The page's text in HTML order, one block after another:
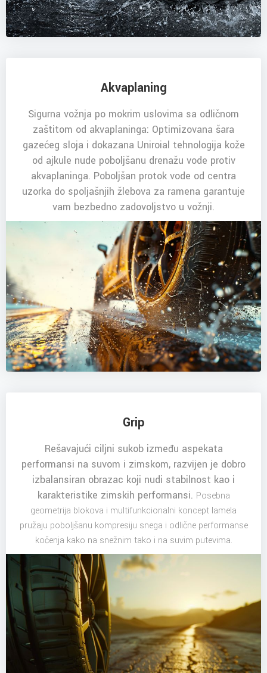
Akvaplaning
Sigurna vožnja po mokrim uslovima sa odličnom
zaštitom od akvaplaninga: Optimizovana šara
gazećeg sloja i dokazana Uniroial tehnologija kože
od ajkule nude poboljšanu drenažu vode protiv
akvaplaninga. Poboljšan protok vode od centra
uzorka do spoljašnjih žlebova za ramena garantuje
vam bezbedno zadovoljstvo u vožnji.
Grip
Rešavajući ciljni sukob između aspekata
performansi na suvom i zimskom, razvijen je dobro
izbalansiran obrazac koji nudi stabilnost kao i
karakteristike zimskih performansi. Posebna
geometrija blokova i multifunkcionalni koncept lamela
pružaju poboljšanu kompresiju snega i odlične performanse
kočenja kako na snežnim tako i na suvim putevima.